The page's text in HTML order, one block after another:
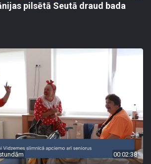
pilsētā Seutā draud bada
00:02:38